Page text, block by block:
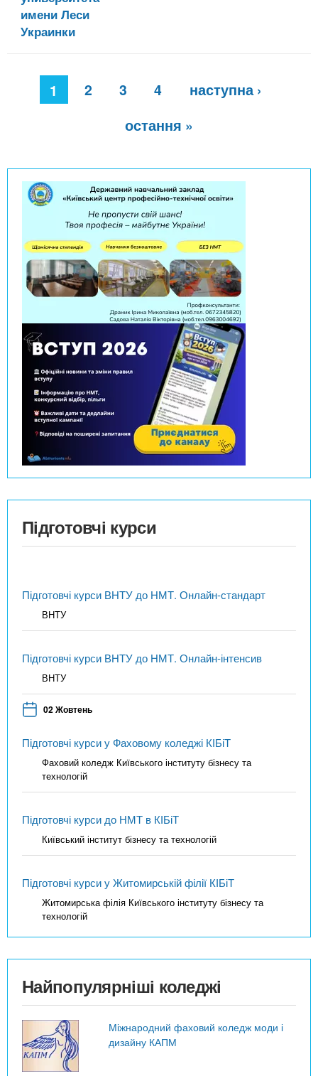
имени Леси
Украинки
к
1 2 3 4
наступна ›
остання »
Підготовчі курси
Підготовчі курси ВНТУ до НМТ. Онлайн-стандарт
ВНТУ
Підготовчі курси ВНТУ до НМТ. Онлайн-інтенсив
ВНТУ
02 Жовтень
Підготовчі курси у Фаховому коледжі КІБіТ
Фаховий коледж Київського інституту бізнесу та
технологій
Підготовчі курси до НМТ в КІБіТ
Київський інститут бізнесу та технологій
Підготовчі курси у Житомирській філії КІБіТ
Житомирська філія Київського інституту бізнесу та
технологій
Найпопулярніші коледжі
Міжнародний фаховий коледж моди і
дизайну КАПМ